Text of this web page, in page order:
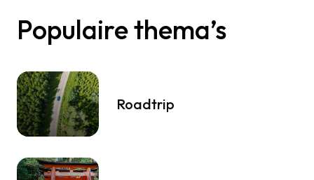
Populaire thema’s
Roadtrip